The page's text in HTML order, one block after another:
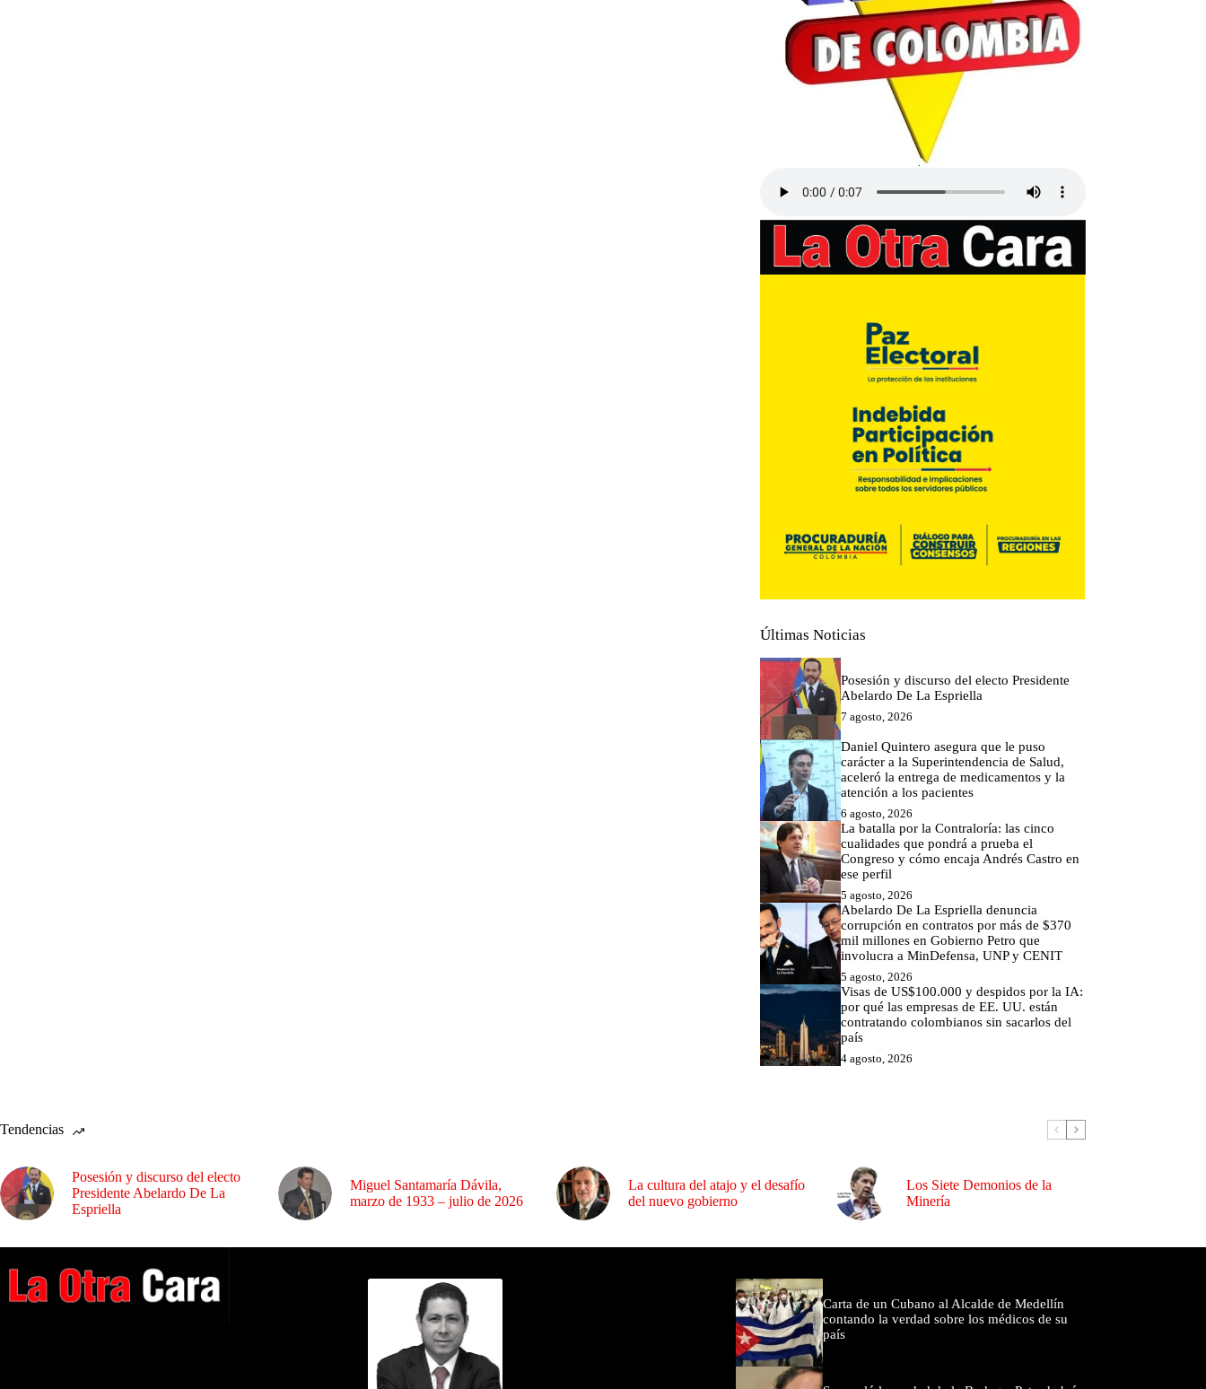
Últimas Noticias
Posesión y discurso del electo Presidente
Abelardo De La Espriella
7 agosto, 2026
Daniel Quintero asegura que le puso
carácter a la Superintendencia de Salud,
aceleró la entrega de medicamentos y la
atención a los pacientes
6 agosto, 2026
La batalla por la Contraloría: las cinco
cualidades que pondrá a prueba el
Congreso y cómo encaja Andrés Castro en
ese perfil
5 agosto, 2026
Abelardo De La Espriella denuncia
corrupción en contratos por más de $370
mil millones en Gobierno Petro que
involucra a MinDefensa, UNP y CENIT
5 agosto, 2026
Visas de US$100.000 y despidos por la IA:
por qué las empresas de EE. UU. están
contratando colombianos sin sacarlos del
país
4 agosto, 2026
Tendencias
Posesión y discurso del electo
Presidente Abelardo De La
Espriella
Miguel Santamaría Dávila,
marzo de 1933 – julio de 2026
La cultura del atajo y el desafío
del nuevo gobierno
Los Siete Demonios de la
Minería
Carta de un Cubano al Alcalde de Medellín
contando la verdad sobre los médicos de su
país